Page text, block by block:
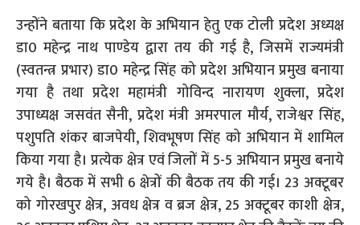
उन्होंने बताया कि प्रदेश के अभियान हेतु एक टोली प्रदेश अध्यक्ष
डा0 महेन्द्र नाथ पाण्डेय द्वारा तय की गई है, जिसमें राज्यमंत्री
(स्वतन्त्र प्रभार) डा0 महेन्द्र सिंह को प्रदेश अभियान प्रमुख बनाया
गया है तथा प्रदेश महामंत्री गोविन्द नारायण शुक्ला, प्रदेश
उपाध्यक्ष जसवंत सैनी, प्रदेश मंत्री अमरपाल मौर्य, राजेश्वर सिंह,
पशुपति शंकर बाजपेयी, शिवभूषण सिंह को अभियान में शामिल
किया गया है। प्रत्येक क्षेत्र एवं जिलों में 5-5 अभियान प्रमुख बनाये
गये है। बैठक में सभी 6 क्षेत्रों की बैठक तय की गई। 23 अक्टूबर
को गोरखपुर क्षेत्र, अवध क्षेत्र व ब्रज क्षेत्र, 25 अक्टूबर काशी क्षेत्र,